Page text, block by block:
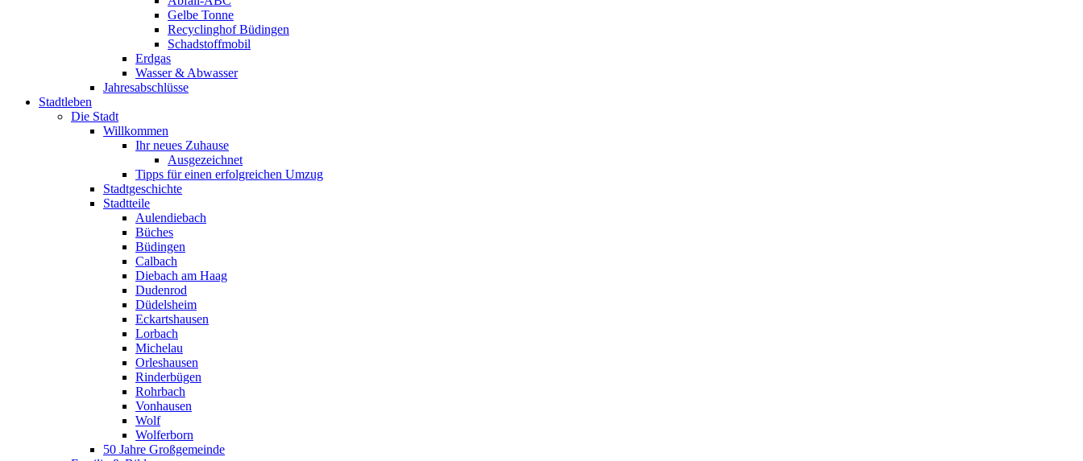
Gelbe Tonne
Recyclinghof Büdingen
Schadstoffmobil
Erdgas
Wasser & Abwasser
Jahresabschlüsse
Stadtleben
Die Stadt
Willkommen
Ihr neues Zuhause
Ausgezeichnet
Tipps für einen erfolgreichen Umzug
Stadtgeschichte
Stadtteile
Aulendiebach
Büches
Büdingen
Calbach
Diebach am Haag
Dudenrod
Düdelsheim
Eckartshausen
Lorbach
Michelau
Orleshausen
Rinderbügen
Rohrbach
Vonhausen
Wolf
Wolferborn
50 Jahre Großgemeinde